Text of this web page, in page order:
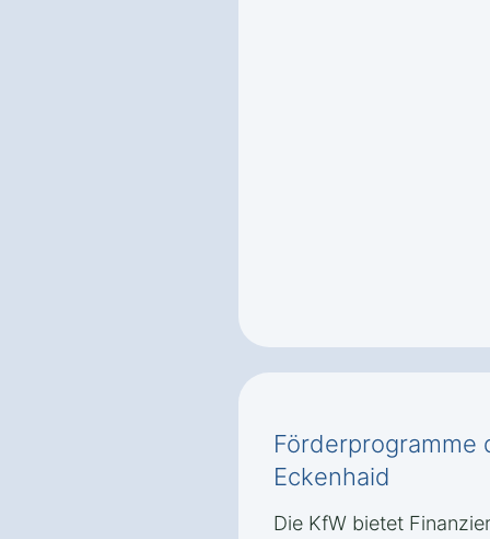
Förderprogramme
Eckenhaid
Die KfW bietet